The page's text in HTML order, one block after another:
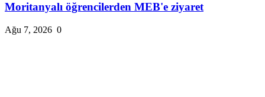
Moritanyalı öğrencilerden MEB'e ziyaret
Ağu 7, 2026 0